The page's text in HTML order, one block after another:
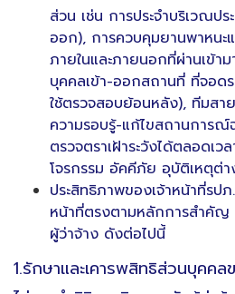
ส่วน เช่น การประจำบริเวณป
ออก), การควบคุมยานพาหนะ
ภายในและภายนอกที่ผ่านเข้า
บุคคลเข้า-ออกสถานที่ ที่จอ
ใช้ตรวจสอบย้อนหลัง), ทีมส
ความรอบรู้-แก้ไขสถานการณ์
ตรวจตราเฝ้าระวังได้ตลอดเ
โจรกรรม อัคคีภัย อุบัติเหตุต่า
ประสิทธิภาพของเจ้าหน้าที่รป
หน้าที่ตรงตามหลักการสำคั
ผู้ว่าจ้าง ดังต่อไปนี้
1.รักษาและเคารพสิทธิส่วนบุคค